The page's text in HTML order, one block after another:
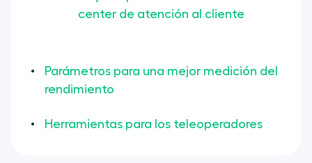
center de atención al cliente
Parámetros para una mejor medición del
rendimiento
Herramientas para los teleoperadores